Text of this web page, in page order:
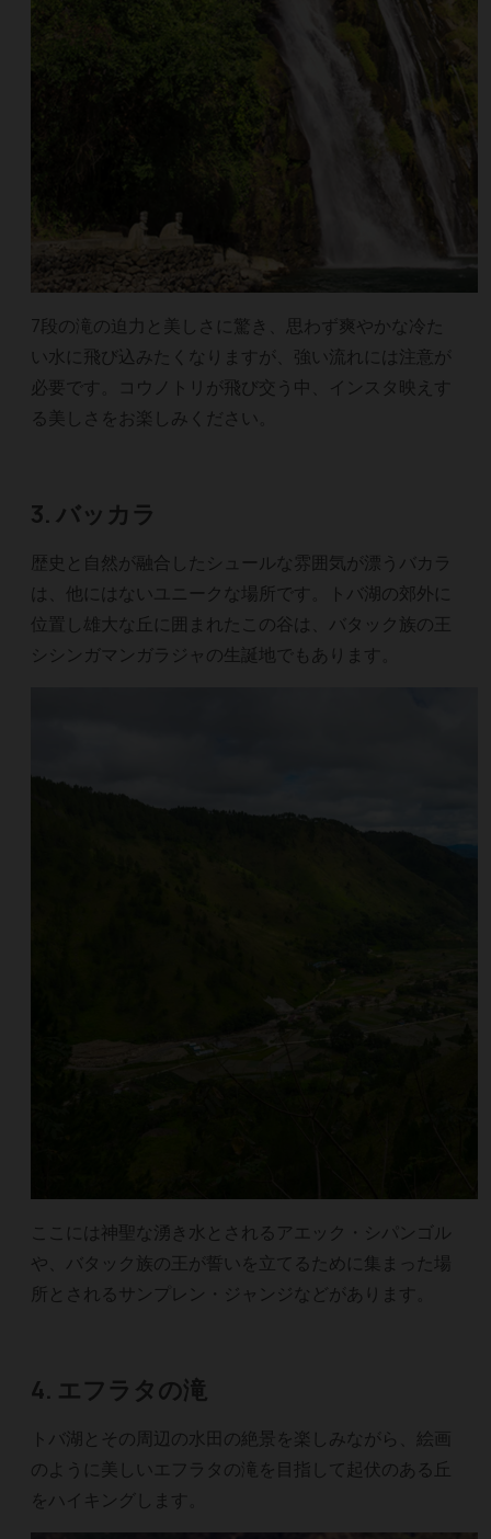
7段の滝の迫力と美しさに驚き、思わず爽やかな冷た
い水に飛び込みたくなりますが、強い流れには注意が
必要です。コウノトリが飛び交う中、インスタ映えす
る美しさをお楽しみください。
3. バッカラ
歴史と自然が融合したシュールな雰囲気が漂うバカラ
は、他にはないユニークな場所です。トバ湖の郊外に
位置し雄大な丘に囲まれたこの谷は、バタック族の王
シシンガマンガラジャの生誕地でもあります。
ここには神聖な湧き水とされるアエック・シパンゴル
や、バタック族の王が誓いを立てるために集まった場
所とされるサンプレン・ジャンジなどがあります。
4. エフラタの滝
トバ湖とその周辺の水田の絶景を楽しみながら、絵画
のように美しいエフラタの滝を目指して起伏のある丘
をハイキングします。